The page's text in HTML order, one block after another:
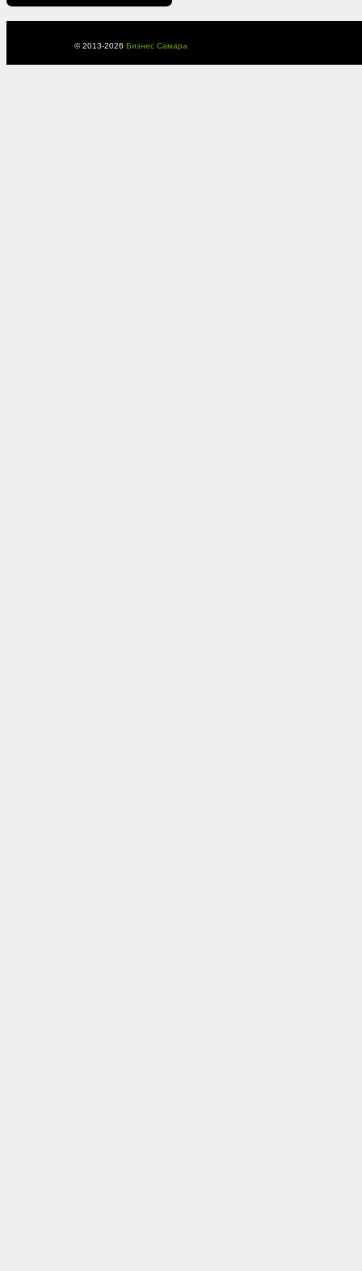
© 2013-2026 Бизнес Самара